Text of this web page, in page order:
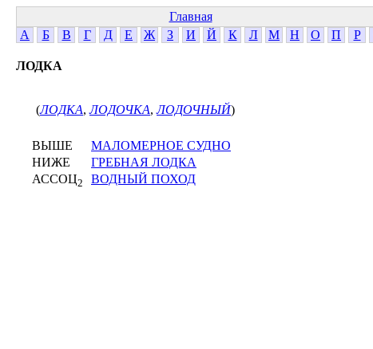
Главная
А
Б В Г Д Е Ж З И Й К Л М Н О П Р
ЛОДКА
(ЛОДКА,ЛОДОЧКА,ЛОДОЧНЫЙ)
ВЫШЕ
МАЛОМЕРНОЕ СУДНО
НИЖЕ
ГРЕБНАЯ ЛОДКА
АССОЦ2 ВОДНЫЙ ПОХОД